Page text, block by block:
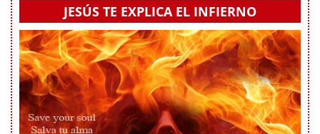
JESÚS TE EXPLICA EL INFIERNO